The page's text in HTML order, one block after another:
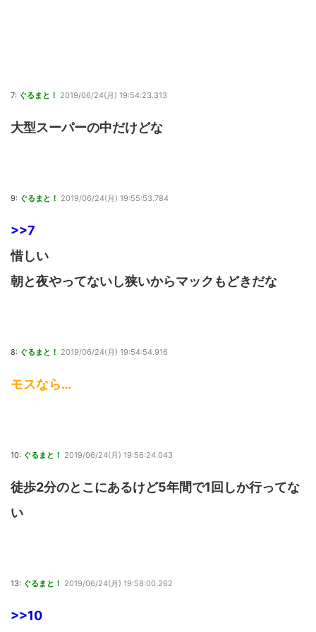
7: ぐるまと！ 2019/06/24(月) 19:54:23.313
大型スーパーの中だけどな
9: ぐるまと！ 2019/06/24(月) 19:55:53.784
>>7
惜しい
朝と夜やってないし狭いからマックもどきだな
8: ぐるまと！ 2019/06/24(月) 19:54:54.916
モスなら…
10: ぐるまと！ 2019/06/24(月) 19:56:24.043
徒歩2分のとこにあるけど5年間で1回しか行ってな
い
13: ぐるまと！ 2019/06/24(月) 19:58:00.262
>>10